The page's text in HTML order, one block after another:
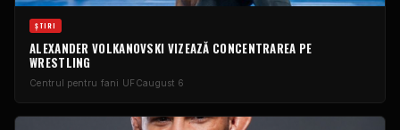
ŞTIRI
ALEXANDER VOLKANOVSKI VIZEAZĂ CONCENTRAREA PE
WRESTLING
Centrul pentru fani UFCaugust 6